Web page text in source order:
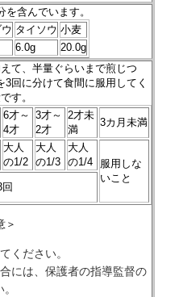
含んでいます。
タイソウ 小麦
6.0g 20.0g
て、半量ぐらいまで煎じつ
回に分けて食間に服用してく
す。
6才～
4才
3才～
2才
2才未
満
3カ月未満
大人
の1/2
大人
の1/3
大人
の1/4
服用しな
いこと
回
＞
ください。
には、保護者の指導監督の